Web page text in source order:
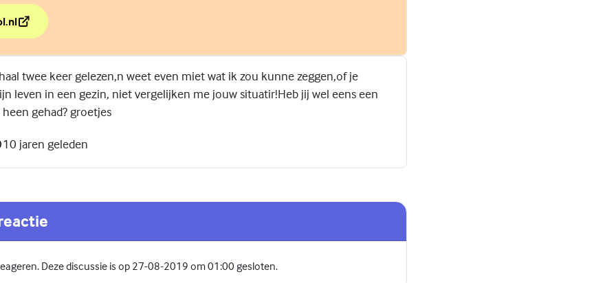
vel met 'In je bol'
twee keer gelezen,n weet even miet wat ik zou kunne zeggen,of je
leven in een gezin, niet vergelijken me jouw situatir!Heb jij wel eens een
gehad? groetjes
10 jaren geleden
Deze discussie is op 27-08-2019 om 01:00 gesloten.